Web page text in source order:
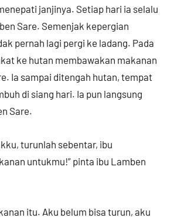
janjinya. Setiap hari ia selalu
Sare. Semenjak kepergian
pernah lagi pergi ke ladang. Pada
ke hutan membawakan makanan
Ia sampai ditengah hutan, tempat
di siang hari. Ia pun langsung
Sare.
turunlah sebentar, ibu
untukmu!” pinta ibu Lamben
itu. Aku belum bisa turun, aku